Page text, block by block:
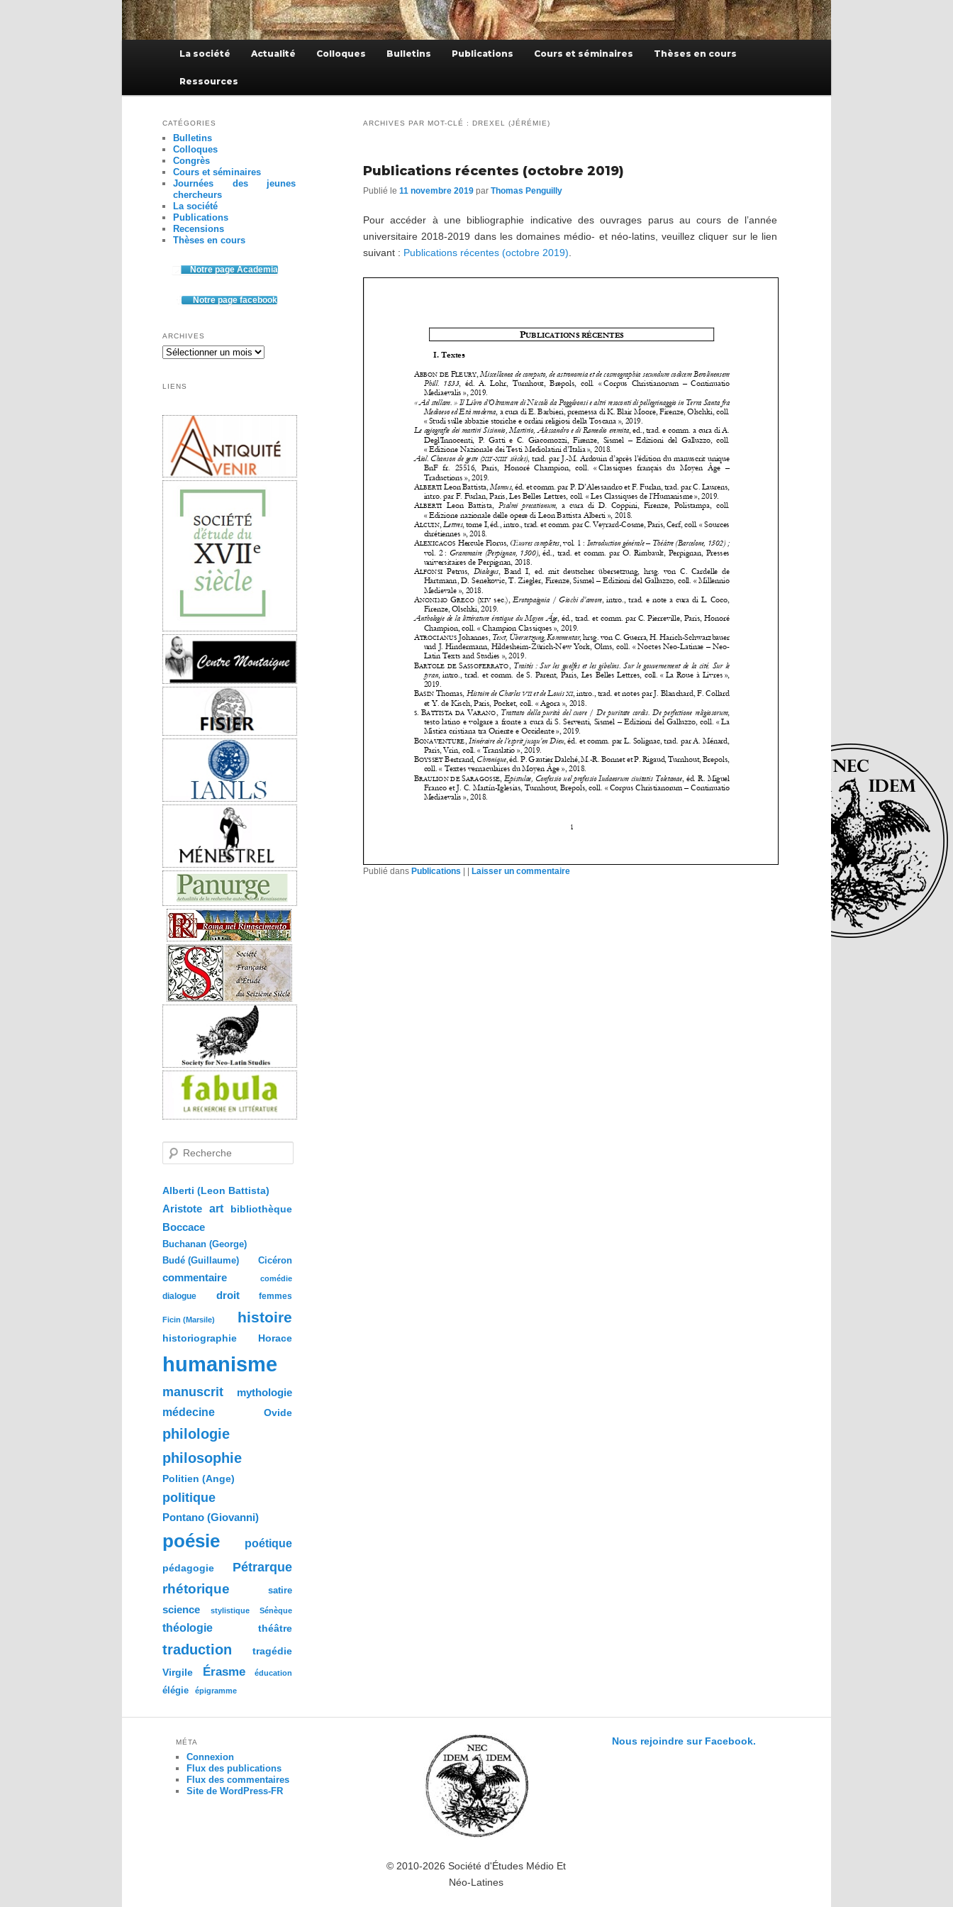
La société Actualité Colloques Bulletins Publications Cours et séminaires Thèses en cours
Ressources
ARCHIVES PAR MOT-CLÉ : DREXEL (JÉRÉMIE)
Publications récentes (octobre 2019)
Publié le 11 novembre 2019 par Thomas Penguilly
Pour accéder à une bibliographie indicative des ouvrages parus au cours de l’année
universitaire 2018-2019 dans les domaines médio- et néo-latins, veuillez cliquer sur le lien
suivant : Publications récentes (octobre 2019)
Publié dans Publications Laisser un commentaire
CATÉGORIES
Bulletins
Colloques
Congrès
Cours et séminaires
Journées des jeunes
chercheurs
La société
Publications
Recensions
Thèses en cours
Notre page Academia
Notre page facebook
ARCHIVES
Archives
LIENS
c
e
c
e
Alberti (Leon Battista)
Aristote art bibliothèque
Boccace
Buchanan (George)
Budé (Guillaume) Cicéron
commentaire comédie
dialogue droit femmes
Ficin (Marsile) histoire
historiographie Horace
humanisme
manuscrit
mythologie
médecine
Ovide
philologie
philosophie
Politien (Ange)
politique
Pontano (Giovanni)
poésie poétique
pédagogie Pétrarque
rhétorique satire
science stylistique Sénèque
théologie théâtre
traduction
tragédie
Virgile
Érasme éducation
élégie épigramme
MÉTA
Connexion
Flux des publications
Flux des commentaires
Site de WordPress-FR
© 2010-2026 Société d'Études Médio Et
Néo-Latines
Nous rejoindre sur Facebook.